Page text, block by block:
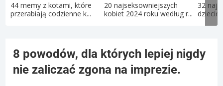
44 memy z kotami, które
przerabiają codzienne k...
20 najseksowniejszych
kobiet 2024 roku według r...
32
8 powodów, dla których lepiej nigdy
nie zaliczać zgona na imprezie.